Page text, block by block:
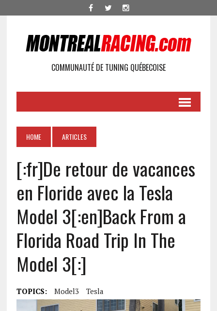
COMMUNAUTÉ DE TUNING QUÉBECOISE
HOME ARTICLES
[:fr]De retour de vacances
en Floride avec la Tesla
Model 3[:en]Back From a
Florida Road Trip In The
Model 3[:]
TOPICS: Model3 Tesla